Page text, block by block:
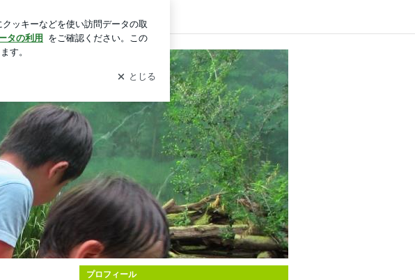
ログイン
プロフィール